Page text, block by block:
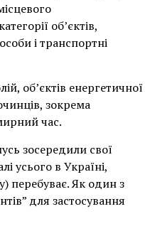
об’єктів,
і транспортні
об’єктів енергетичної
зокрема
час.
зосередили свої
усього в Україні,
перебуває. Як один з
для застосування